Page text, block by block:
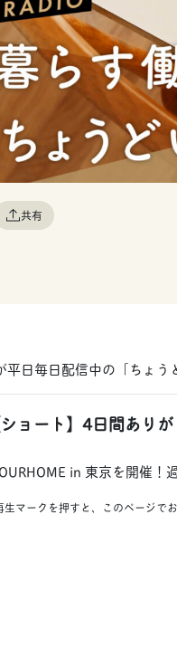
共有
平日毎日配信中の「ちょう
ショート】4日間あり
in 東京を開催！
生マークを押すと、このページで